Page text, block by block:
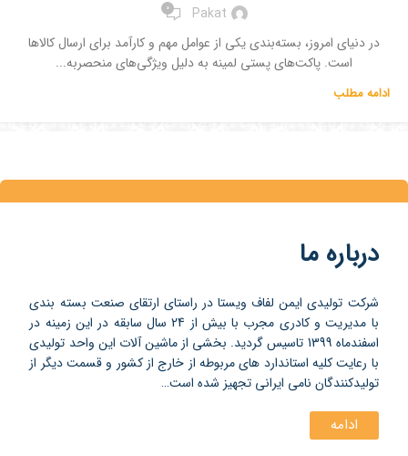
Pakat
0
در دنیای امروز، بسته‌بندی یکی از عوامل مهم و کارآمد برای ارسال کالاها
است. پاکت‌های پستی لمینه به دلیل ویژگی‌های منحصربه...
ادامه مطلب
درباره ما
شرکت تولیدی ایمن لفاف ویستا در راستای ارتقای صنعت بسته بندی
با مدیریت و کادری مجرب با بیش از 24 سال سابقه در این زمینه در
اسفندماه 1399 تاسیس گردید. بخشی از ماشین آلات این واحد تولیدی
با رعایت کلیه استاندارد های مربوطه از خارج از کشور و قسمت دیگر از
تولیدکنندگان نامی ایرانی تجهیز شده است…
ادامه